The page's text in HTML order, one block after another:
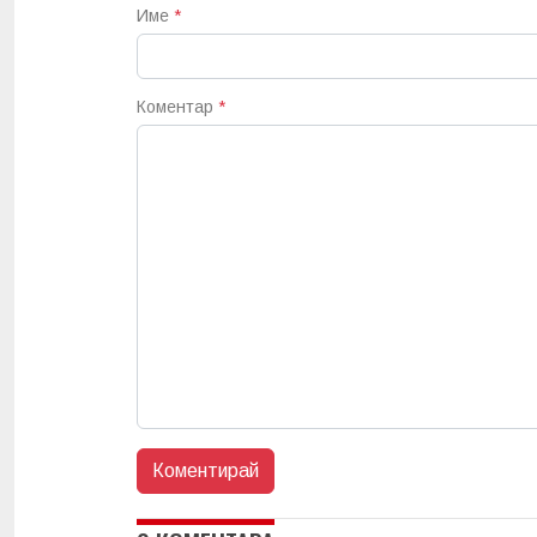
Име *
Коментар *